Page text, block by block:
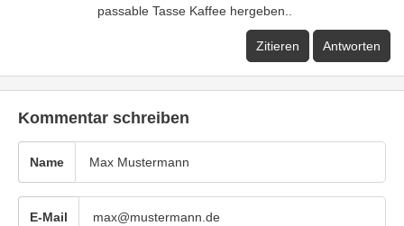
passable Tasse Kaffee hergeben..
Zitieren Antworten
Kommentar schreiben
Name
E-Mail